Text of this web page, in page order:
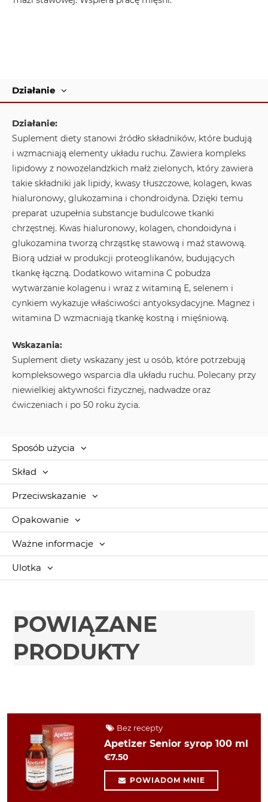
Działanie
Działanie:
Suplement diety stanowi źródło składników, które budują
i wzmacniają elementy układu ruchu. Zawiera kompleks
lipidowy z nowozelandzkich małż zielonych, który zawiera
takie składniki jak lipidy, kwasy tłuszczowe, kolagen, kwas
hialuronowy, glukozamina i chondroidyna. Dzięki temu
preparat uzupełnia substancje budulcowe tkanki
chrzęstnej. Kwas hialuronowy, kolagen, chondoidyna i
glukozamina tworzą chrząstkę stawową i maź stawową.
Biorą udział w produkcji proteoglikanów, budujących
tkankę łączną. Dodatkowo witamina C pobudza
wytwarzanie kolagenu i wraz z witaminą E, selenem i
cynkiem wykazuje właściwości antyoksydacyjne. Magnez i
witamina D wzmacniają tkankę kostną i mięśniową.
Wskazania:
Suplement diety wskazany jest u osób, które potrzebują
kompleksowego wsparcia dla układu ruchu. Polecany przy
niewielkiej aktywności fizycznej, nadwadze oraz
ćwiczeniach i po 50 roku życia.
Sposób użycia
Skład
Przeciwskazanie
Opakowanie
Ważne informacje
Ulotka
POWIĄZANE
PRODUKTY
Bez recepty
Apetizer Senior syrop 100 ml
€7.50
POWIADOM MNIE